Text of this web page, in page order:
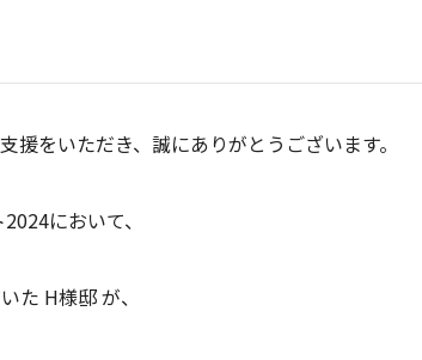
援をいただき、誠にありがとうございます。
において、
た H様邸 が、